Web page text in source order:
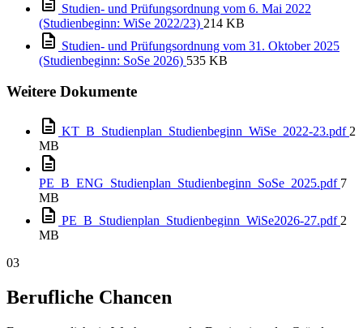
Studien- und Prüfungsordnung vom 6. Mai 2022
(Studienbeginn: WiSe 2022/23) 214 KB
Studien- und Prüfungsordnung vom 31. Oktober 2025
(Studienbeginn: SoSe 2026) 535 KB
Weitere Dokumente
KT_B_Studienplan_Studienbeginn_WiSe_2022-23.pdf 2
MB
PE_B_ENG_Studienplan_Studienbeginn_SoSe_2025.pdf 7
MB
PE_B_Studienplan_Studienbeginn_WiSe2026-27.pdf 2
MB
03
Berufliche Chancen